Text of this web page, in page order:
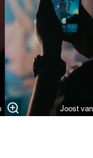
Joost